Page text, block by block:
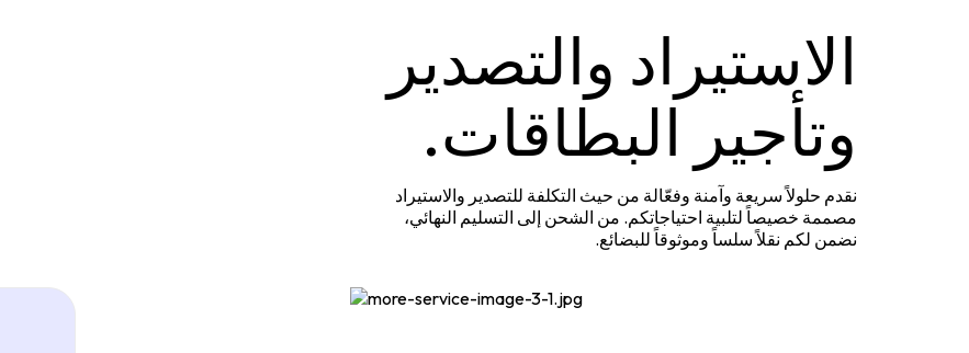
الاستيراد والتصدير
وتأجير البطاقات.
نقدم حلولاً سريعة وآمنة وفعّالة من حيث التكلفة للتصدير والاستيراد
مصممة خصيصاً لتلبية احتياجاتكم. من الشحن إلى التسليم النهائي،
نضمن لكم نقلاً سلساً وموثوقاً للبضائع.